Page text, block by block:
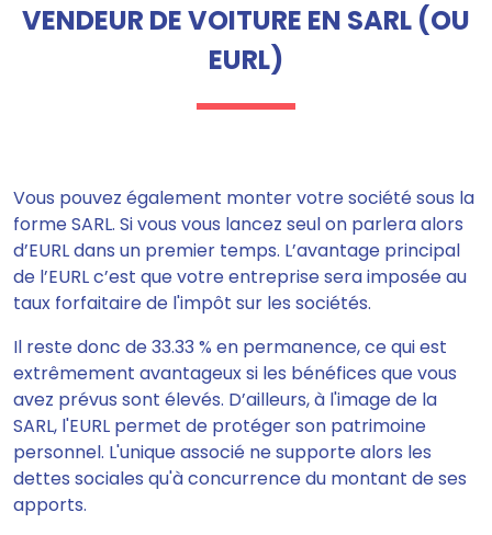
VENDEUR DE VOITURE EN SARL (OU
EURL)
Vous pouvez également monter votre société sous la
forme SARL. Si vous vous lancez seul on parlera alors
d’EURL dans un premier temps. L’avantage principal
de l’EURL c’est que votre entreprise sera imposée au
taux forfaitaire de l'impôt sur les sociétés.
Il reste donc de 33.33 % en permanence, ce qui est
extrêmement avantageux si les bénéfices que vous
avez prévus sont élevés. D’ailleurs, à l'image de la
SARL, l'EURL permet de protéger son patrimoine
personnel. L'unique associé ne supporte alors les
dettes sociales qu'à concurrence du montant de ses
apports.